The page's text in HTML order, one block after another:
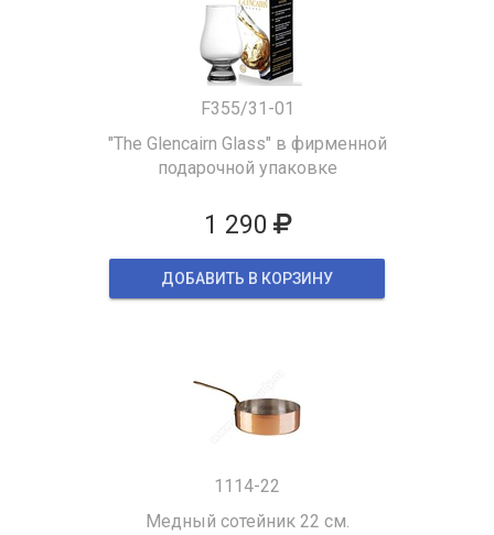
F355/31-01
"The Glencairn Glass" в фирменной
подарочной упаковке
1 290
ДОБАВИТЬ В КОРЗИНУ
1114-22
Медный сотейник 22 см.